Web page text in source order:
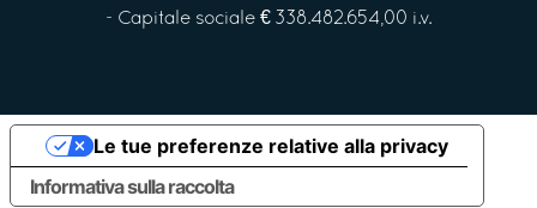
- Capitale sociale € 338.482.654,00 i.v.
Informativa sulla raccolta
Le tue preferenze relative alla privacy